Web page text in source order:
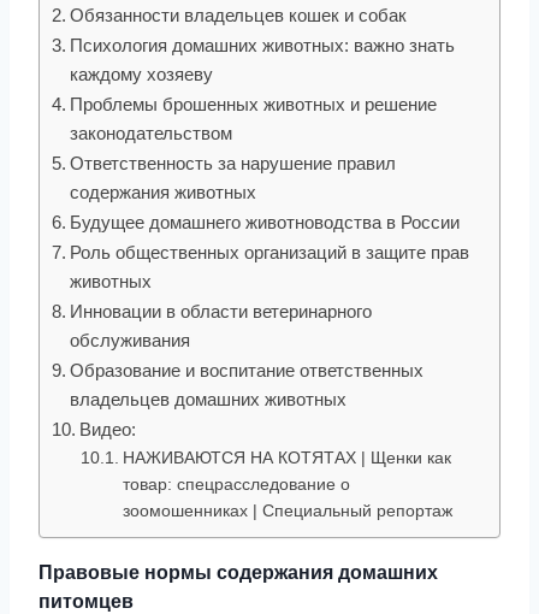
Обязанности владельцев кошек и собак
Психология домашних животных: важно знать
каждому хозяеву
Проблемы брошенных животных и решение
законодательством
Ответственность за нарушение правил
содержания животных
Будущее домашнего животноводства в России
Роль общественных организаций в защите прав
животных
Инновации в области ветеринарного
обслуживания
Образование и воспитание ответственных
владельцев домашних животных
Видео:
НАЖИВАЮТСЯ НА КОТЯТАХ | Щенки как
товар: спецрасследование о
зоомошенниках | Специальный репортаж
Правовые нормы содержания домашних
питомцев